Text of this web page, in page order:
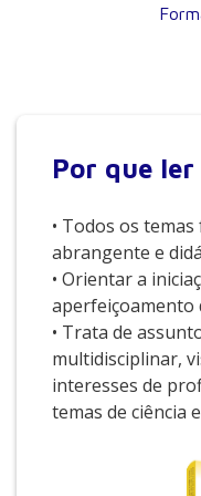
Por que ler
• Todos os
abrangente e
• Orientar a
aperfeiçoamento
• Trata de
multidisciplinar,
interesses de
temas de ciência